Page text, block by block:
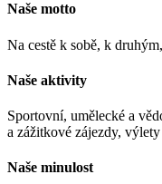
Naše motto
Na cestě k sobě, k
Naše aktivity
Sportovní, umělecké a
a zážitkové zájezdy,
Naše minulost